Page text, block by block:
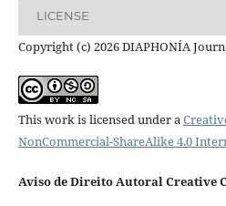
LICENSE
Copyright (c) 2026 DIAPHONÍA
This work is licensed under a
NonCommercial-ShareAlike 4.0
Aviso de Direito Autoral Creative